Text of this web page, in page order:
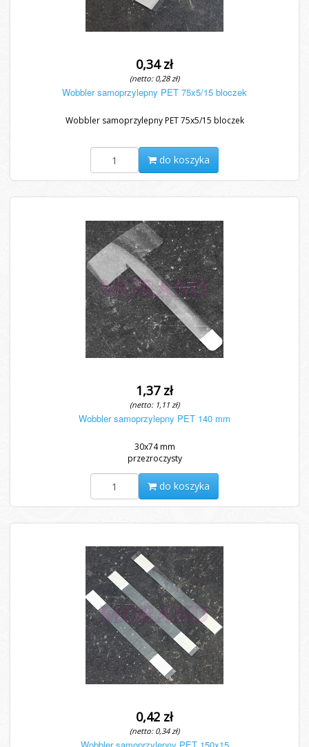
0,34 zł
(netto: 0,28 zł)
Wobbler samoprzylepny PET 75x5/15 bloczek
Wobbler samoprzylepny PET 75x5/15 bloczek
do koszyka
1,37 zł
(netto: 1,11 zł)
Wobbler samoprzylepny PET 140 mm
30x74 mm
przezroczysty
do koszyka
0,42 zł
(netto: 0,34 zł)